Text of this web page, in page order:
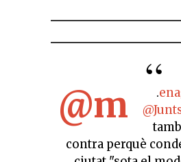
.
@m
contra perquè